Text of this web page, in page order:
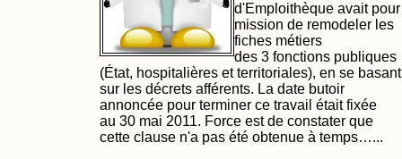
d'Emploithèque avait pour
mission de remodeler les
fiches métiers
des 3 fonctions publiques
(État, hospitalières et territoriales), en se basant
sur les décrets afférents. La date butoir
annoncée pour terminer ce travail était fixée
au 30 mai 2011. Force est de constater que
cette clause n'a pas été obtenue à temps…...